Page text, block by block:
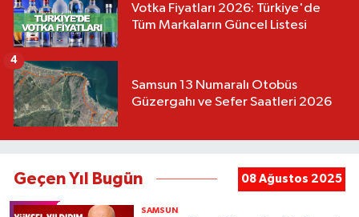
Votka Fiyatları 2026: Türkiye'de
Tüm Markaların Güncel Listesi
Samsun 13 Numaralı Otobüs
Güzergahı ve Sefer Saatleri 2026
4
Geçen Yıl Bugün 08 Ağustos 2025
SAMSUN